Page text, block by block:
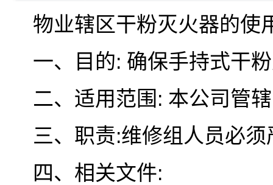
物业辖区干粉灭火器的使
一、目的: 确保手持式干
二、适用范围: 本公司管
三、职责:维修组人员必
四、相关文件: